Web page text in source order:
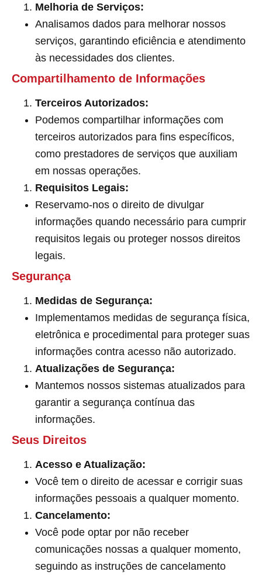
Melhoria de Serviços:
Analisamos dados para melhorar nossos
serviços, garantindo eficiência e atendimento
às necessidades dos clientes.
Compartilhamento de Informações
Terceiros Autorizados:
Podemos compartilhar informações com
terceiros autorizados para fins específicos,
como prestadores de serviços que auxiliam
em nossas operações.
Requisitos Legais:
Reservamo-nos o direito de divulgar
informações quando necessário para cumprir
requisitos legais ou proteger nossos direitos
legais.
Segurança
Medidas de Segurança:
Implementamos medidas de segurança física,
eletrônica e procedimental para proteger suas
informações contra acesso não autorizado.
Atualizações de Segurança:
Mantemos nossos sistemas atualizados para
garantir a segurança contínua das
informações.
Seus Direitos
Acesso e Atualização:
Você tem o direito de acessar e corrigir suas
informações pessoais a qualquer momento.
Cancelamento:
Você pode optar por não receber
comunicações nossas a qualquer momento,
seguindo as instruções de cancelamento